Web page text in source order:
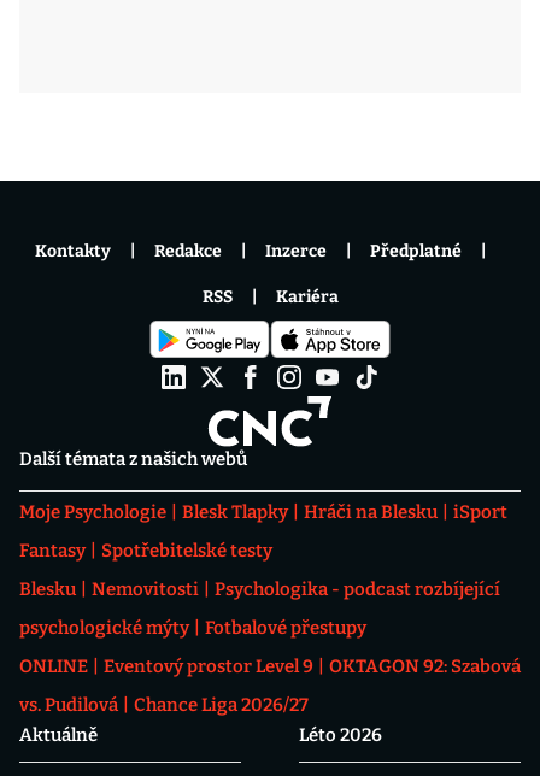
Další témata z našich webů
Moje Psychologie Blesk Tlapky Hráči na Blesku
iSport
Fantasy
Spotřebitelské testy
Blesku
Nemovitosti
Psychologika - podcast rozbíjející
psychologické mýty
Fotbalové přestupy
ONLINE
Eventový prostor Level 9
OKTAGON 92: Szabová
vs. Pudilová
Chance Liga 2026/27
Aktuálně
Léto 2026
Kontakty Redakce Inzerce Předplatné
RSS Kariéra